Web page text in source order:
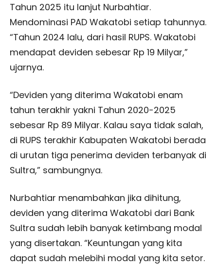
Tahun 2025 itu lanjut Nurbahtiar.
Mendominasi PAD Wakatobi setiap tahunnya.
“Tahun 2024 lalu, dari hasil RUPS. Wakatobi
mendapat deviden sebesar Rp 19 Milyar,”
ujarnya.
“Deviden yang diterima Wakatobi enam
tahun terakhir yakni Tahun 2020-2025
sebesar Rp 89 Milyar. Kalau saya tidak salah,
di RUPS terakhir Kabupaten Wakatobi berada
di urutan tiga penerima deviden terbanyak di
Sultra,” sambungnya.
Nurbahtiar menambahkan jika dihitung,
deviden yang diterima Wakatobi dari Bank
Sultra sudah lebih banyak ketimbang modal
yang disertakan. “Keuntungan yang kita
dapat sudah melebihi modal yang kita setor.